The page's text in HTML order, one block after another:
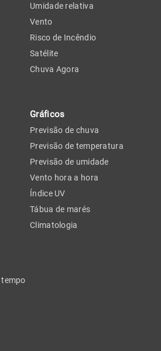
tempo
Umidade relativa
Vento
Risco de Incêndio
Satélite
Chuva Agora
Gráficos
Previsão de chuva
Previsão de temperatura
Previsão de umidade
Vento hora a hora
Índice UV
Tábua de marés
Climatologia